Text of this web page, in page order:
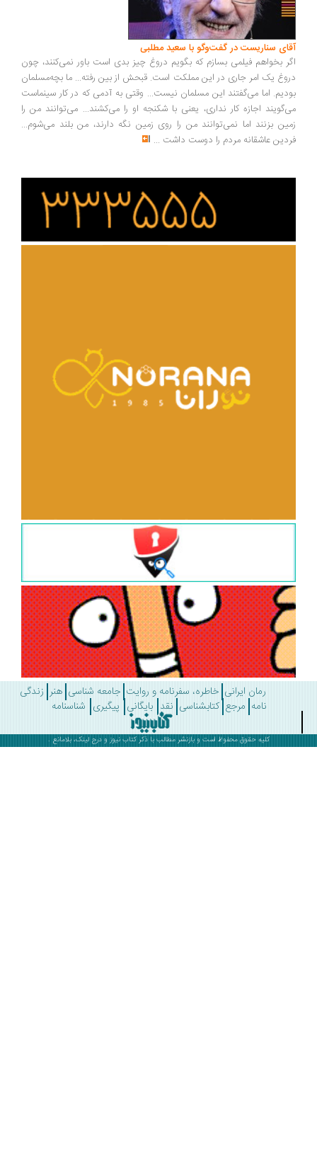
سناریست در گفت‌وگو با سعید مطلبی
بخواهم فیلمی بسازم که بگویم دروغ چیز بدی است باور نمی‌کنند، چون
یک امر جاری در این مملکت است. قبحش از بین رفته... ما بچه‌مسلمان
اما می‌گفتند این مسلمان نیست... وقتی به آدمی که در کار سینماست
اجازه کار نداری، یعنی با شکنجه او را می‌کشند... می‌توانند من را
بزنند اما نمی‌توانند من را روی زمین نگه دارند، من بلند می‌شوم...
عاشقانه مردم را دوست داشت ...
رمان ایرانی خاطره، سفرنامه و روایت جامعه شناسی هنر زندگی
مرجع کتابشناسی نقد بایگانی پیگیری شناسنامه
کلیه حقوق محفوظ است و بازنشر مطالب با ذکرکتاب نیوز و درج لینک، بلامانع .